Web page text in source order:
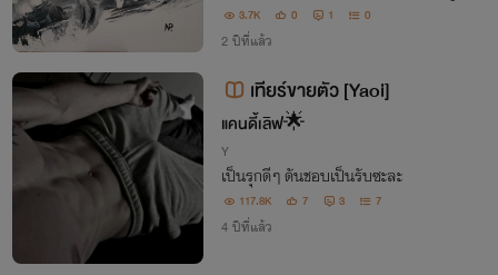
สายอีโรติกเกิดอารมณ์เปลี่ยวๆ เหงาๆ ก็เข้า
มา join ได้ Warning: คำหยาบคายเยอะมา
3.7K 0 1 0
2 ปีที่แล้ว
เทียร์ขายตัว [Yaoi]
แคนดี้เลิฟ🌟
Y
เป็นรุกดีๆ ดันชอบเป็นรับซะละ
117.8K 7 3 7
4 ปีที่แล้ว